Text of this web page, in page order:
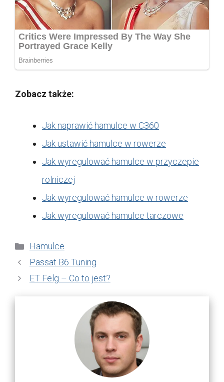
Zobacz także:
Jak naprawić hamulce w C360
Jak ustawić hamulce w rowerze
Jak wyregulować hamulce w przyczepie
rolniczej
Jak wyregulować hamulce w rowerze
Jak wyregulować hamulce tarczowe
Kategorie
Hamulce
Passat B6 Tuning
ET Felg – Co to jest?